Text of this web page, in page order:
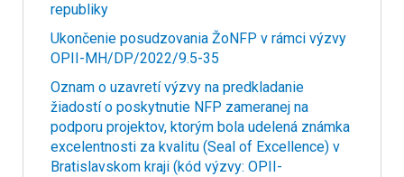
republiky
Ukončenie posudzovania ŽoNFP v rámci výzvy
OPII-MH/DP/2022/9.5-35
Oznam o uzavretí výzvy na predkladanie
žiadostí o poskytnutie NFP zameranej na
podporu projektov, ktorým bola udelená známka
excelentnosti za kvalitu (Seal of Excellence) v
Bratislavskom kraji (kód výzvy: OPII-